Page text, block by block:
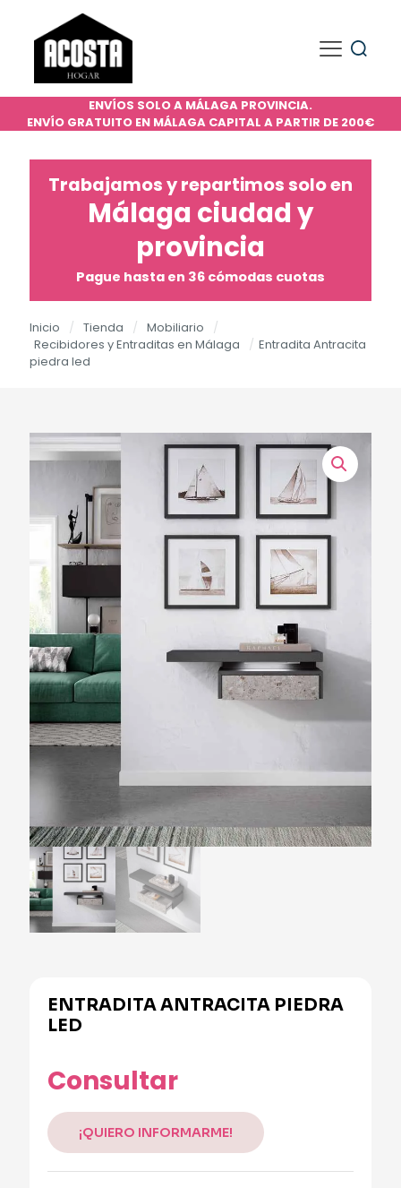
ENVÍOS SOLO A MÁLAGA PROVINCIA.
ENVÍO GRATUITO EN MÁLAGA CAPITAL A PARTIR DE 200€
Trabajamos y repartimos solo en
Málaga ciudad y
provincia
Pague hasta en 36 cómodas cuotas
Inicio / Tienda / Mobiliario
/
Recibidores y Entraditas en Málaga
/ Entradita Antracita
piedra led
ENTRADITA ANTRACITA PIEDRA
LED
Consultar
¡QUIERO INFORMARME!